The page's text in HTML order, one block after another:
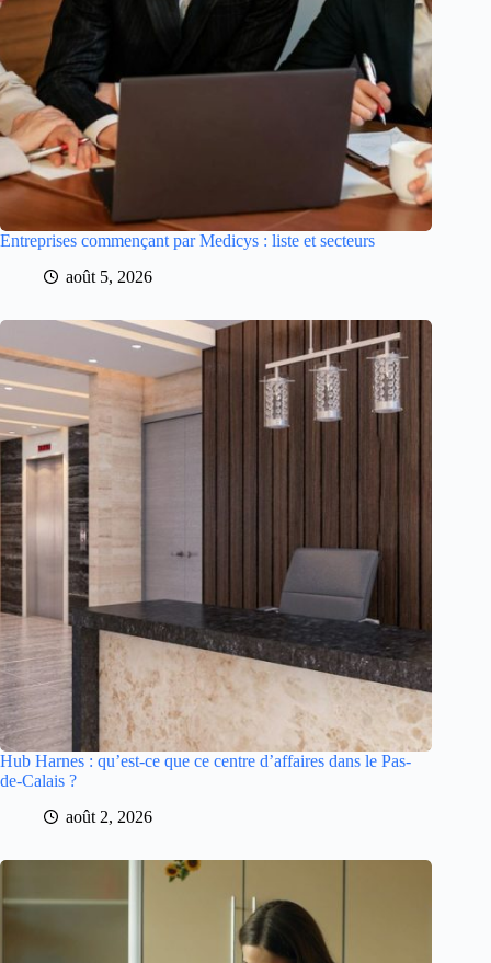
Entreprises commençant par Medicys : liste et secteurs
août 5, 2026
Hub Harnes : qu’est-ce que ce centre d’affaires dans le Pas-
de-Calais ?
août 2, 2026